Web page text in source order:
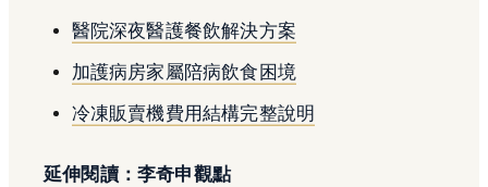
醫院深夜醫護餐飲解決方案
加護病房家屬陪病飲食困境
冷凍販賣機費用結構完整說明
延伸閱讀：李奇申觀點